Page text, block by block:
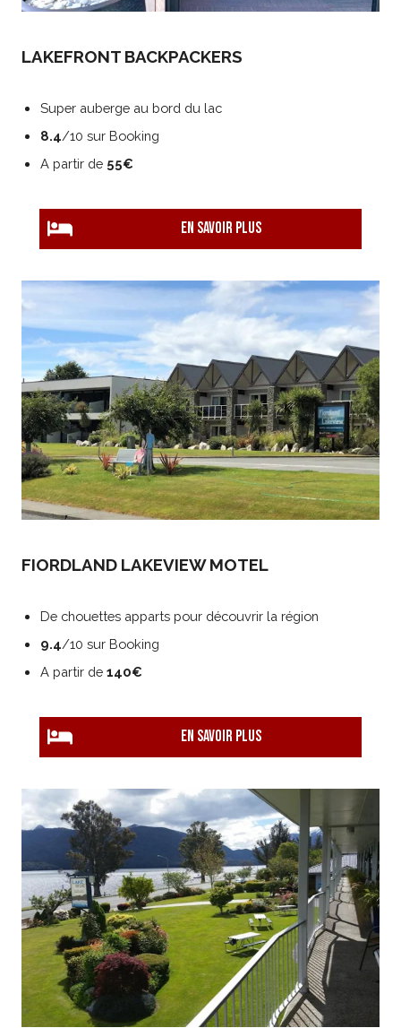
LAKEFRONT BACKPACKERS
Super auberge au bord du lac
8.4/10 sur Booking
A partir de 55€
EN savoir plus
FIORDLAND LAKEVIEW MOTEL
De chouettes apparts pour découvrir la région
9.4/10 sur Booking
A partir de 140€
EN savoir plus